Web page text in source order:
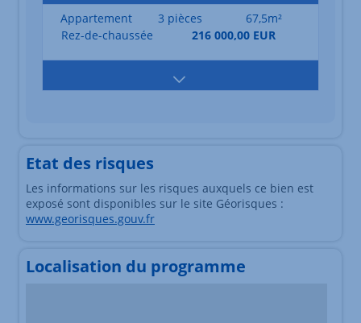
Appartement 3 pièces
67,5m²
Rez-de-chaussée
216 000,00 EUR
Etat des risques
Les informations sur les risques auxquels ce bien est
exposé sont disponibles sur le site Géorisques :
www.georisques.gouv.fr
Localisation du programme